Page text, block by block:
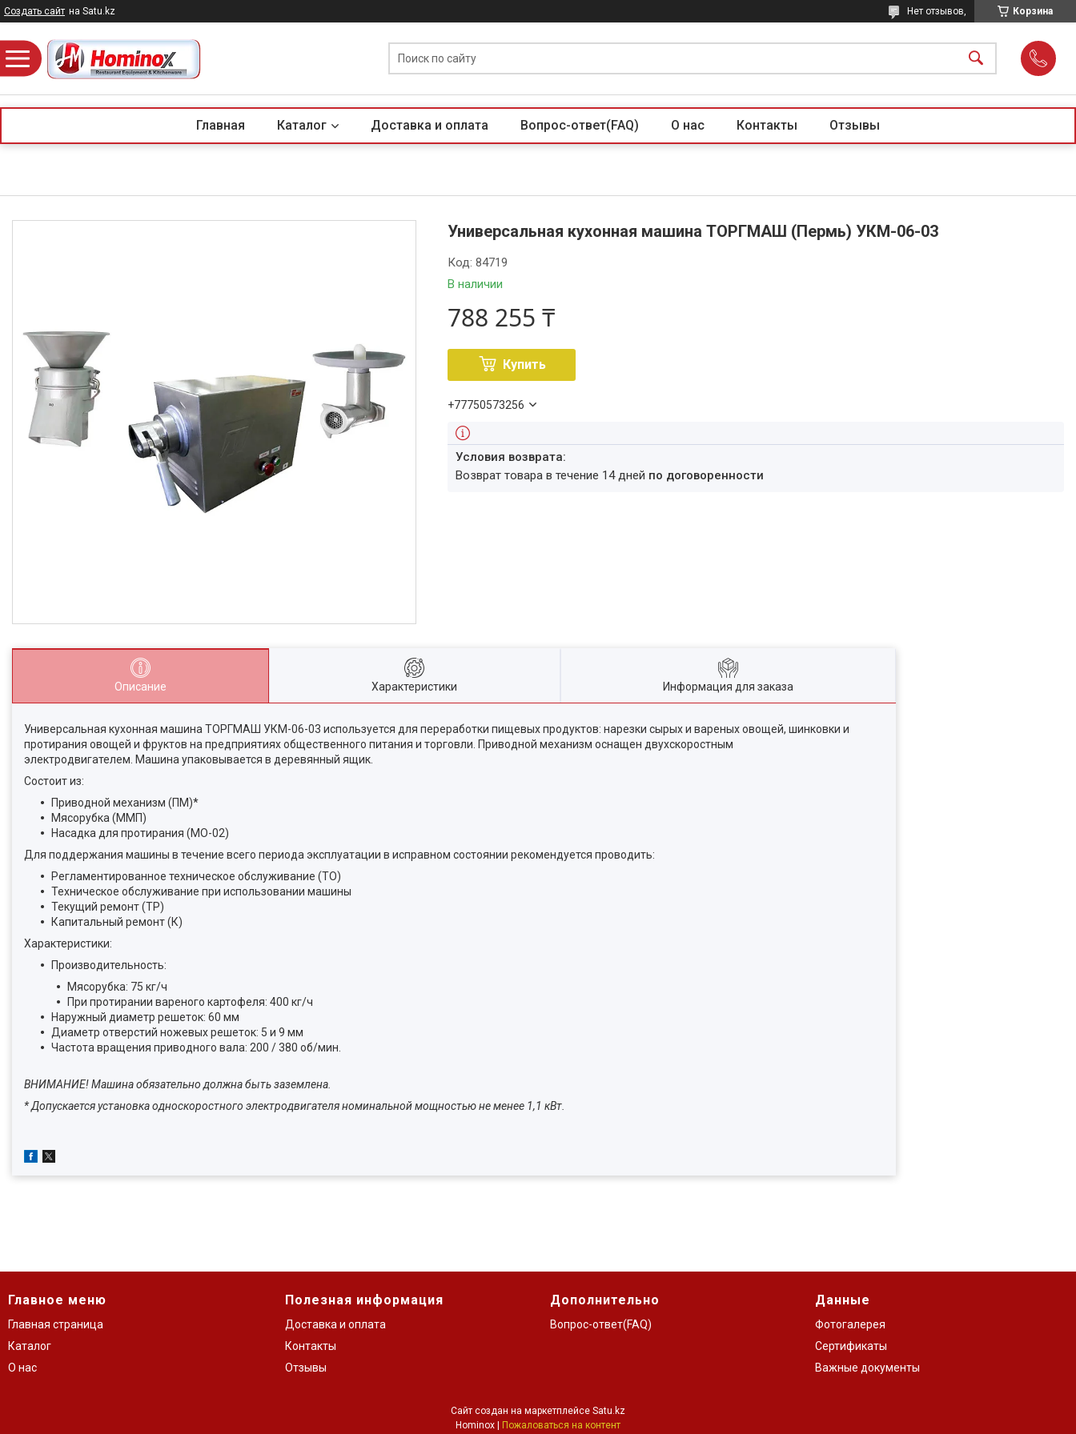
Создать сайт на Satu.kz Корзина
Нет отзывов,
Главная Каталог Доставка и оплата Вопрос-ответ(FAQ) О нас Контакты Отзывы
Универсальная кухонная машина ТОРГМАШ (Пермь) УКМ-06-03
В наличии
Код:84719
788 255 ₸
Купить
+77750573256
возврат товара в течение 14 дней по договоренности
Описание Характеристики Информация для заказа
Универсальная кухонная машина ТОРГМАШ УКМ-06-03 используется для переработки пищевых продуктов: нарезки сырых и вареных овощей, шинковки и
протирания овощей и фруктов на предприятиях общественного питания и торговли. Приводной механизм оснащен двухскоростным
электродвигателем. Машина упаковывается в деревянный ящик.
Состоит из:
Приводной механизм (ПМ)*
Мясорубка (ММП)
Насадка для протирания (МО-02)​
Для поддержания машины в течение всего периода эксплуатации в исправном состоянии рекомендуется проводить:
Регламентированное техническое обслуживание (ТО)
Техническое обслуживание при использовании машины
Текущий ремонт (ТР)
Капитальный ремонт (К)
Характеристики:
Производительность:
Мясорубка: 75 кг/ч
При протирании вареного картофеля: 400 кг/ч
Наружный диаметр решеток: 60 мм
Диаметр отверстий ножевых решеток: 5 и 9 мм
Частота вращения приводного вала: 200 / 380 об/мин.
ВНИМАНИЕ! Машина обязательно должна быть заземлена.
* Допускается установка односкоростного электродвигателя номинальной мощностью не менее 1,1 кВт.
Главное меню
Главная страница
Каталог
О нас
Полезная информация
Доставка и оплата
Контакты
Отзывы
Дополнительно
Вопрос-ответ(FAQ)
Данные
Фотогалерея
Сертификаты
Важные документы
Сайт создан на маркетплейсе Satu.kz
Пожаловаться на контент